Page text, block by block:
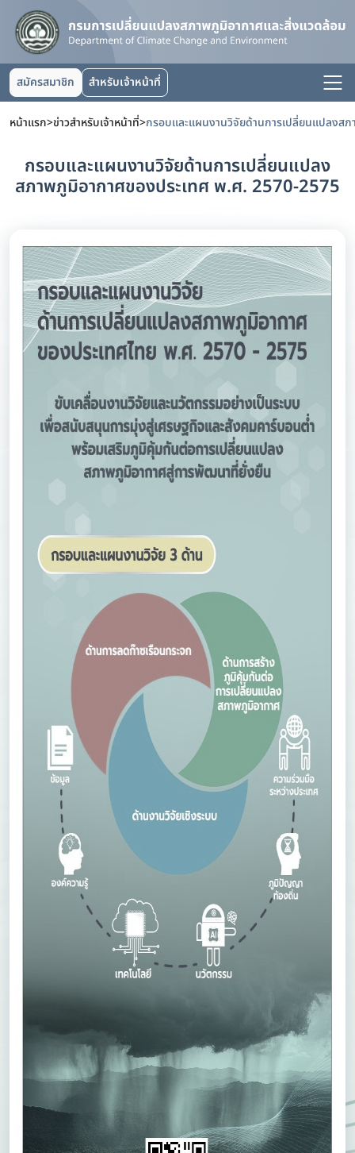
สมัครสมาชิก สำหรับเจ้าหน้าที่
หน้าแรก>ข่าวสำหรับเจ้าหน้าที่>
กรอบและแผนงานวิจัยด้านการเปลี่ยนแปลง
สภาพภูมิอากาศของประเทศ พ.ศ. 2570-2575